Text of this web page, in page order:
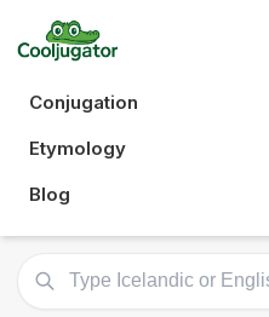
Conjugation
Etymology
Blog